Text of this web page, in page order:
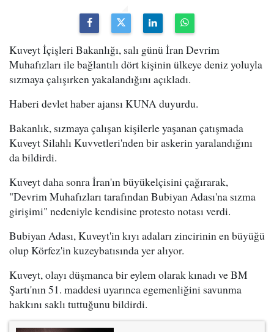
Kuveyt İçişleri Bakanlığı, salı günü İran Devrim
Muhafızları ile bağlantılı dört kişinin ülkeye deniz yoluyla
sızmaya çalışırken yakalandığını açıkladı.
Haberi devlet haber ajansı KUNA duyurdu.
Bakanlık, sızmaya çalışan kişilerle yaşanan çatışmada
Kuveyt Silahlı Kuvvetleri'nden bir askerin yaralandığını
da bildirdi.
Kuveyt daha sonra İran'ın büyükelçisini çağırarak,
"Devrim Muhafızları tarafından Bubiyan Adası'na sızma
girişimi" nedeniyle kendisine protesto notası verdi.
Bubiyan Adası, Kuveyt'in kıyı adaları zincirinin en büyüğü
olup Körfez'in kuzeybatısında yer alıyor.
Kuveyt, olayı düşmanca bir eylem olarak kınadı ve BM
Şartı'nın 51. maddesi uyarınca egemenliğini savunma
hakkını saklı tuttuğunu bildirdi.